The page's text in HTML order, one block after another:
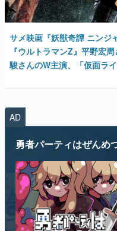
『ウルトラマンZ』平野宏
駿さんのW主演、「仮面ラ
AD